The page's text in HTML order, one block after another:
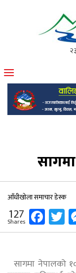
मोफसलकै लोकप्रिय
आँधीखोला समाचार डेस्क
127
Shares
सागमा नेपालको